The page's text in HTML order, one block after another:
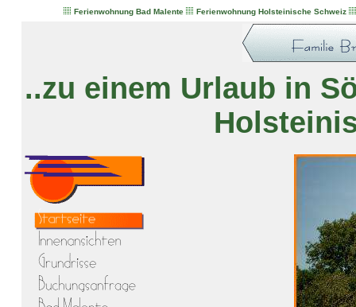
Ferienwohnung Bad Malente Ferienwohnung Holsteinische Schweiz
..zu einem Urlaub in